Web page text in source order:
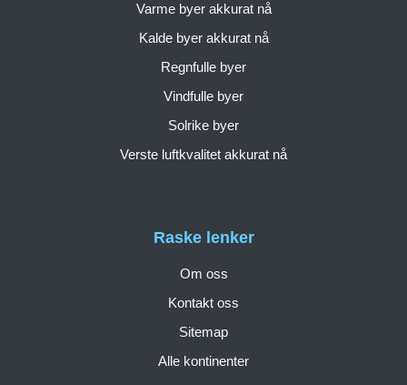
Raske lenker
Om oss
Kontakt oss
Sitemap
Alle kontinenter
Varme byer akkurat nå
Kalde byer akkurat nå
Regnfulle byer
Vindfulle byer
Solrike byer
Verste luftkvalitet akkurat nå